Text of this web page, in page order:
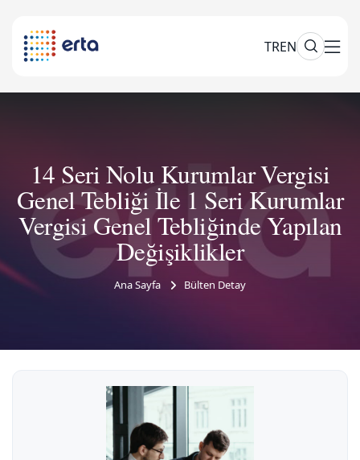
TREN
14 Seri Nolu Kurumlar Vergisi
Genel Tebliği İle 1 Seri Kurumlar
Vergisi Genel Tebliğinde Yapılan
Değişiklikler
Ana Sayfa Bülten Detay